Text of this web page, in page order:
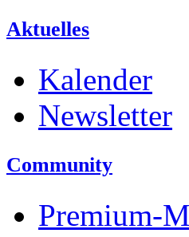
Aktuelles
Kalender
Newsletter
Community
Premium-